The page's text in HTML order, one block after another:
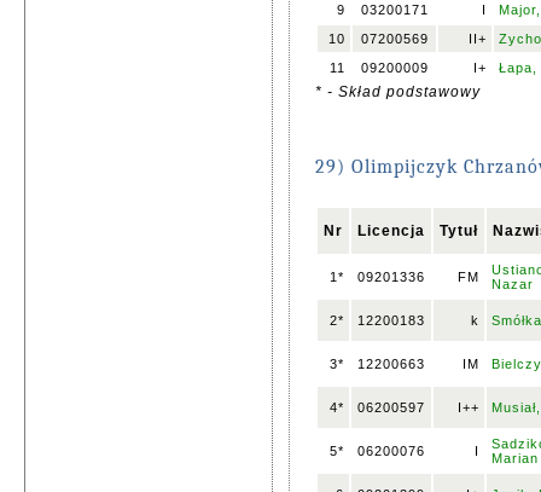
9
03200171 I
10
07200569 II+
11
09200009 I+ Łapa,
* - Skład podstawowy
29) Olimpijczyk
Nr Licencja Tytuł
1* 09201336 FM
Nazar
2* 12200183 k
3* 12200663 IM
4* 06200597 I++
5* 06200076 I
Marian